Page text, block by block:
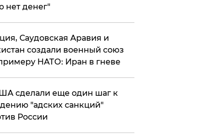
нет денег"
Саудовская Аравия и
создали военный союз
НАТО: Иран в гневе
сделали еще один шаг к
"адских санкций"
России